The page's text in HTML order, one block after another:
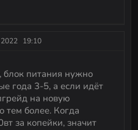
2022 19:10
блок питания нужно
года 3-5, а если идёт
на новую
тем более. Когда
за копейки, значит